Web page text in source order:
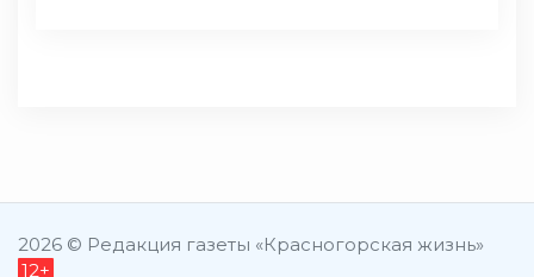
2026 © Редакция газеты «Красногорская жизнь»
12+